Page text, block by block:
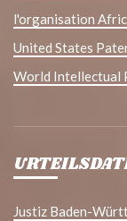
l'organisation
United States
World Intellectual
Justiz Baden-